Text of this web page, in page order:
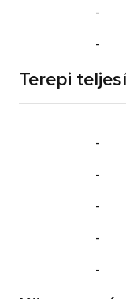
-
-
Terepi
-
-
-
-
-